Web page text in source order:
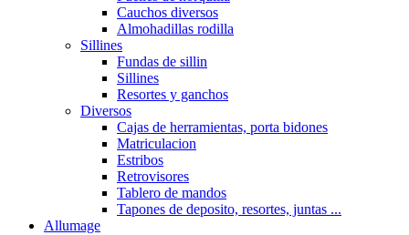
Cauchos diversos
Almohadillas rodilla
Sillines
Fundas de sillin
Sillines
Resortes y ganchos
Diversos
Cajas de herramientas, porta bidones
Matriculacion
Estribos
Retrovisores
Tablero de mandos
Tapones de deposito, resortes, juntas ...
Allumage